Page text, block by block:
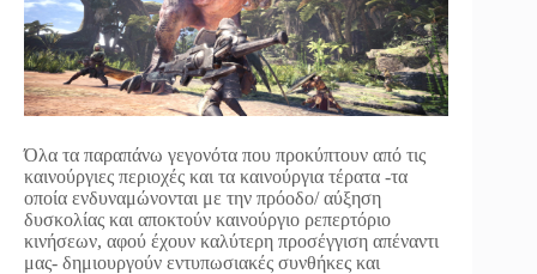
Όλα τα παραπάνω γεγονότα που προκύπτουν από τις
καινούργιες περιοχές και τα καινούργια τέρατα -τα
οποία ενδυναμώνονται με την πρόοδο/ αύξηση
δυσκολίας και αποκτούν καινούργιο ρεπερτόριο
κινήσεων, αφού έχουν καλύτερη προσέγγιση απέναντι
μας- δημιουργούν εντυπωσιακές συνθήκες και